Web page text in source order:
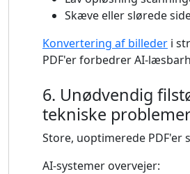
Skæve eller slørede
Konvertering af billeder i
PDF'er forbedrer AI-
6. Unødvendig
tekniske
Store, uoptimerede PDF'er
AI-systemer overvejer: